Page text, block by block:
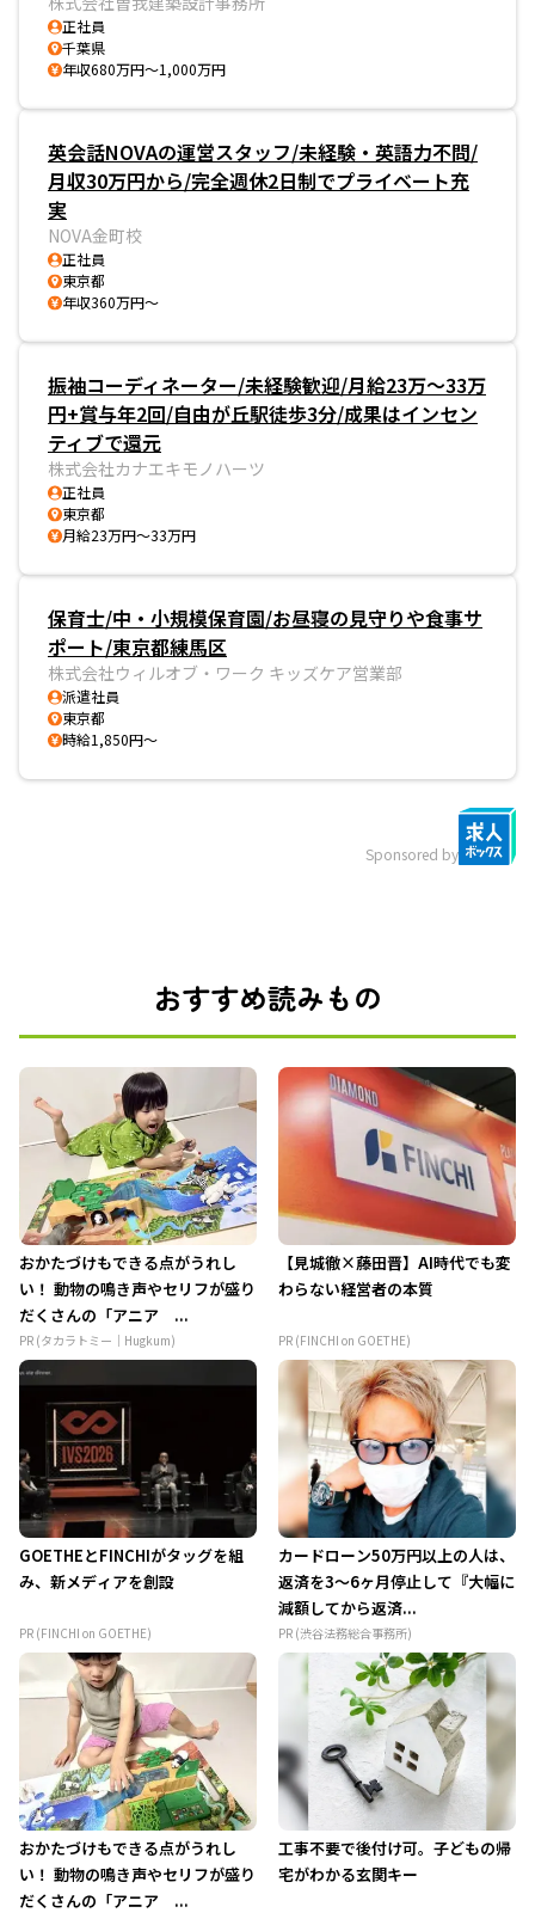
正社員
千葉県
年収680万円～1,000万円
英会話NOVAの運営スタッフ/未経験・英語力不問/
月収30万円から/完全週休2日制でプライベート充
実
NOVA金町校
正社員
東京都
年収360万円～
振袖コーディネーター/未経験歓迎/月給23万～33万
円+賞与年2回/自由が丘駅徒歩3分/成果はインセン
ティブで還元
株式会社カナエキモノハーツ
正社員
東京都
月給23万円～33万円
保育士/中・小規模保育園/お昼寝の見守りや食事サ
ポート/東京都練馬区
株式会社ウィルオブ・ワーク キッズケア営業部
派遣社員
東京都
時給1,850円～
Sponsored by
おすすめ読みもの
おかたづけもできる点がうれし
い！ 動物の鳴き声やセリフが盛り
だくさんの「アニア ...
PR (タカラトミー｜Hugkum)
【見城徹×藤田晋】AI時代でも変
わらない経営者の本質
PR (FINCHI on GOETHE)
GOETHEとFINCHIがタッグを組
み、新メディアを創設
PR (FINCHI on GOETHE)
カードローン50万円以上の人は、
返済を3～6ヶ月停止して『大幅に
減額してから返済...
PR (渋谷法務総合事務所)
おかたづけもできる点がうれし
い！ 動物の鳴き声やセリフが盛り
だくさんの「アニア ...
工事不要で後付け可。子どもの帰
宅がわかる玄関キー